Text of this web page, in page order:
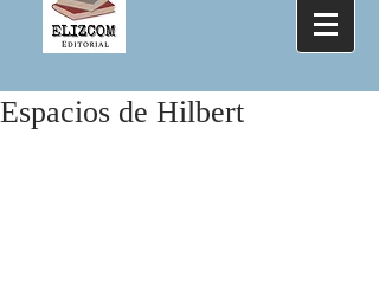
Espacios de Hilbert